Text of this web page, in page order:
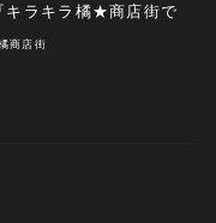
キラキラ橘★商店街で
商店街